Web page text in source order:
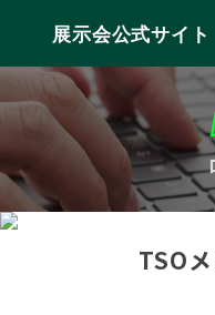
展示会公式サイト
TSO